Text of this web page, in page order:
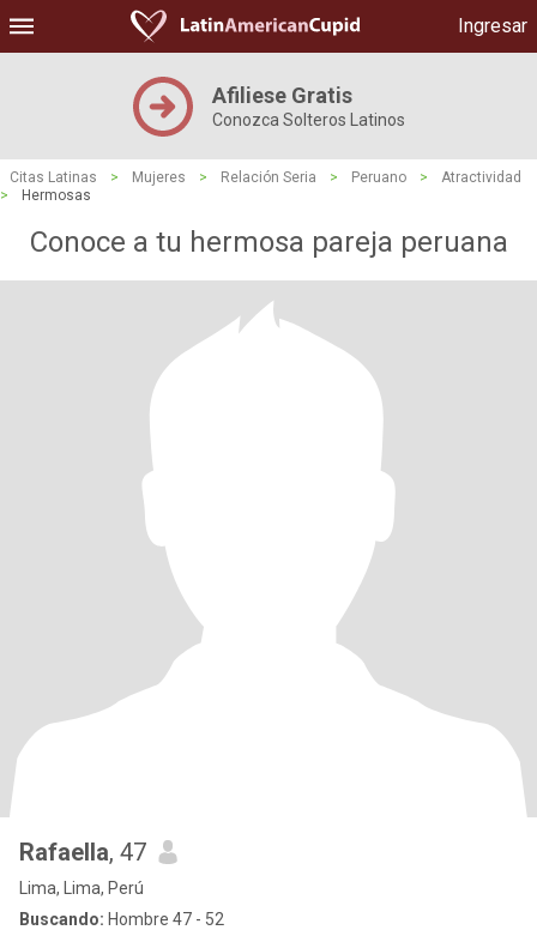
Ingresar
Afiliese Gratis
Conozca Solteros Latinos
Citas Latinas > Mujeres > Relación Seria > Peruano >
Atractividad
>
Hermosas
Conoce a tu hermosa pareja peruana
Rafaella, 47
Lima, Lima, Perú
Buscando: Hombre 47 - 52